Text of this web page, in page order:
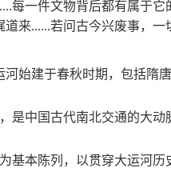
每一件文物背后都有属于它
道来......若问古今兴废事，一
始建于春秋时期，包括隋
是中国古代南北交通的大动
基本陈列，以贯穿大运河